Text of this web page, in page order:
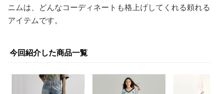
ニムは、どんなコーディネートも格上げしてくれる頼れる
アイテムです。
今回紹介した商品一覧